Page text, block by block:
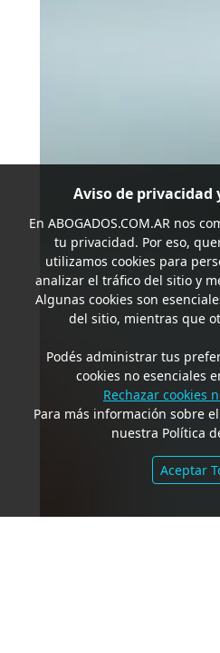
Aviso de privacidad
En ABOGADOS.COM.ARnos
tu privacidad. Por eso,
utilizamos cookies para
analizar el tráfico del sitio y
Algunas cookies son
del sitio, mientras que
Podés administrar tus
cookies no esenciales
Rechazar cookies
Para más información sobre
nuestra Política
Aceptar